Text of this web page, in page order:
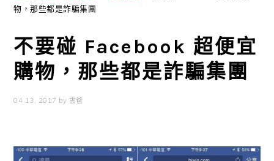
物，那些都是詐騙集團
不要碰 Facebook 超便宜
購物，那些都是詐騙集團
04 13, 2017 by 雲爸